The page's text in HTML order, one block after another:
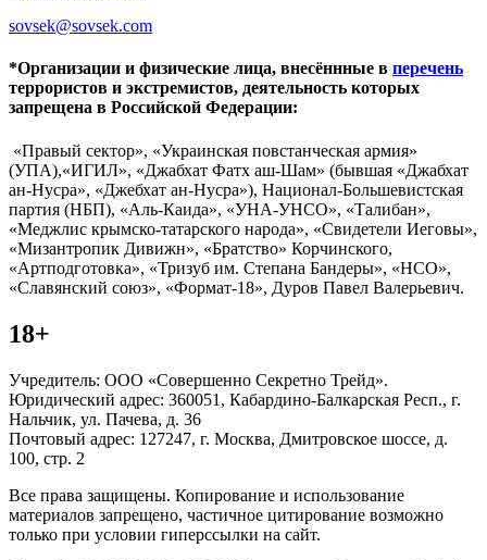
sovsek@sovsek.com
*Организации и физические лица, внесённные в перечень
террористов и экстремистов, деятельность которых
запрещена в Российской Федерации:
«Правый сектор», «Украинская повстанческая армия»
(УПА),«ИГИЛ», «Джабхат Фатх аш-Шам» (бывшая «Джабхат
ан-Нусра», «Джебхат ан-Нусра»), Национал-Большевистская
партия (НБП), «Аль-Каида», «УНА-УНСО», «Талибан»,
«Меджлис крымско-татарского народа», «Свидетели Иеговы»,
«Мизантропик Дивижн», «Братство» Корчинского,
«Артподготовка», «Тризуб им. Степана Бандеры», «НСО»,
«Славянский союз», «Формат-18», Дуров Павел Валерьевич.
18+
Учредитель: ООО «Совершенно Секретно Трейд».
Юридический адрес: 360051, Кабардино-Балкарская Респ., г.
Нальчик, ул. Пачева, д. 36
Почтовый адрес: 127247, г. Москва, Дмитровское шоссе, д.
100, стр. 2
Все права защищены. Копирование и использование
материалов запрещено, частичное цитирование возможно
только при условии гиперссылки на сайт.